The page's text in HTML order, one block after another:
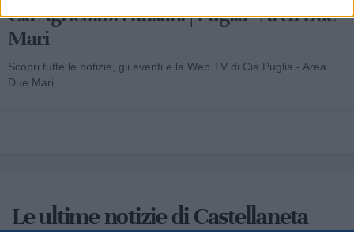
Cia Agricoltori Italiani | Puglia - Area Due
Mari
Scopri tutte le notizie, gli eventi e la Web TV di Cia Puglia - Area
Due Mari
Le ultime notizie di Castellaneta